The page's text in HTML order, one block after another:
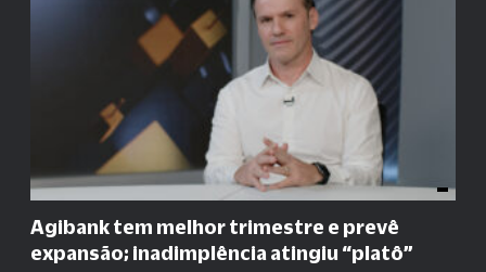
Agibank tem melhor trimestre e prevê
expansão; inadimplência atingiu “platô”